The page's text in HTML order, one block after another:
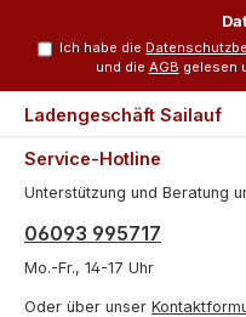
Ich habe die
und die AGB gelesen
Service-Hotline
Unterstützung und Beratung
06093 995717
Mo.-Fr., 14-17 Uhr
Oder über unser
Ladengeschäft Sailauf